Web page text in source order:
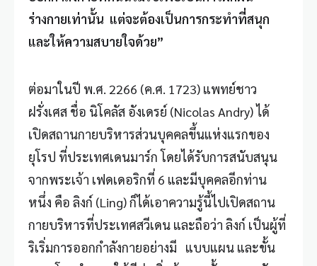
ร่างกายเท่านั้น แต่จะต้องเป็นการกระทำที่สนุก
และให้ความสบายใจด้วย”
ต่อมาในปี พ.ศ. 2266 (ค.ศ. 1723) แพทย์ชาว
ฝรั่งเศส ชื่อ นิโคลัส อังเดรย์ (Nicolas Andry) ได้
เปิดสถานกายบริหารส่วนบุคคลขึ้นแห่งแรกของ
ยุโรป ที่ประเทศเดนมาร์ก โดยได้รับการสนับสนุน
จากพระเจ้า เฟดเดอริกที่ 6 และมีบุคคลอีกท่าน
หนึ่ง คือ ลิงก์ (Ling) ก็ได้เอาความรู้นี้ไปเปิดสถาน
กายบริหารที่ประเทศสวีเดน และถือว่า ลิงก์ เป็นผู้ที่
ริเริ่มการออกกำลังกายอย่างมี แบบแผน และขั้น